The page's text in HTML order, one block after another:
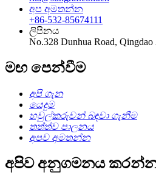
අප අමතන්න
+86-532-85674111
ලිපිනය
No.328 Dunhua Road, Qingdao
මඟ පෙන්වීම
අපි ගැන
යෙදුම
හවුල්කරුවන් බඳවා ගැනීම
තත්ත්ව පාලනය
අපව අමතන්න
අපිව අනුගමනය